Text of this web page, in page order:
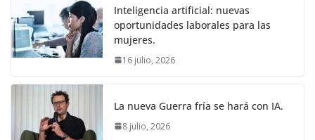
Inteligencia artificial: nuevas
oportunidades laborales para las
mujeres.
16 julio, 2026
La nueva Guerra fría se hará con IA.
8 julio, 2026